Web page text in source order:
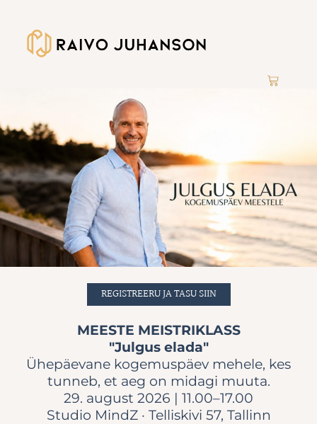
REGISTREERU JA TASU SIIN
MEESTE MEISTRIKLASS
"Julgus elada"
Ühepäevane kogemuspäev mehele, kes
tunneb, et aeg on midagi muuta.
29. august 2026 | 11.00–17.00
Studio MindZ · Telliskivi 57, Tallinn